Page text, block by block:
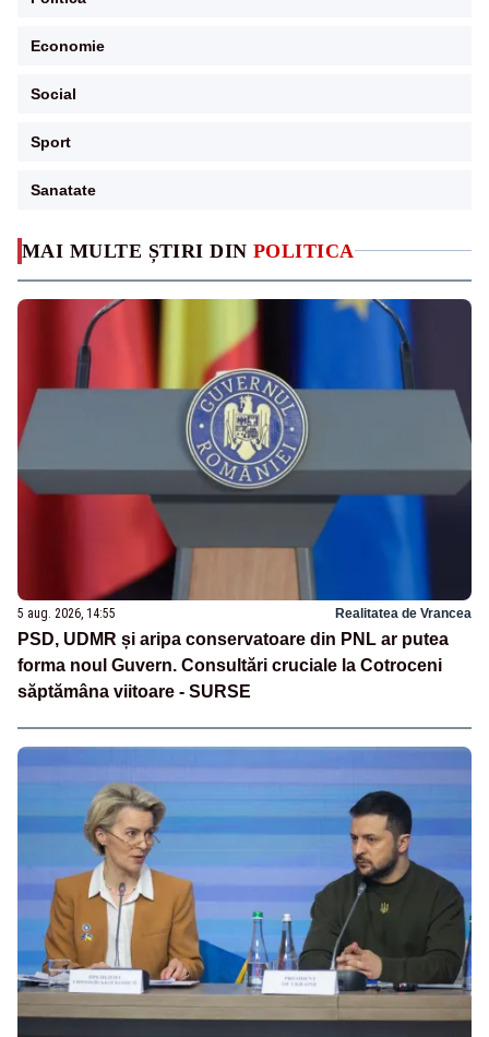
MAI MULTE ȘTIRI DIN POLITICA
5 aug. 2026, 14:55 Realitatea de Vrancea
PSD, UDMR și aripa conservatoare din PNL ar putea
forma noul Guvern. Consultări cruciale la Cotroceni
săptămâna viitoare - SURSE
Economie
Social
Sport
Sanatate